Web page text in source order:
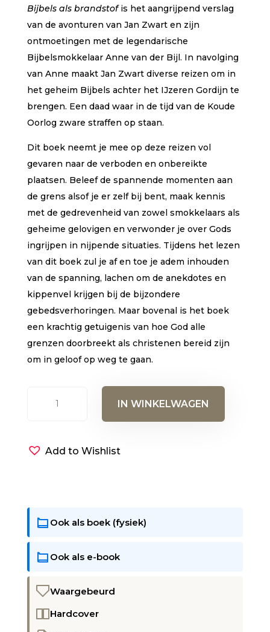
Bijbels als brandstofis het aangrijpend verslag
van de avonturen van Jan Zwart en zijn
ontmoetingen met de legendarische
Bijbelsmokkelaar Anne van der Bijl. In navolging
van Anne maakt Jan Zwart diverse reizen om in
het geheim Bijbels achter het IJzeren Gordijn te
brengen. Een daad waar in de tijd van de Koude
Oorlog zware straffen op staan.
Dit boek neemt je mee op deze reizen vol
gevaren naar de verboden en onbereikte
plaatsen. Beleef de spannende momenten aan
de grens alsof je er zelf bij bent, maak kennis
met de gedrevenheid van zowel smokkelaars als
geheime gelovigen en verwonder je over Gods
ingrijpen in nijpende situaties. Tijdens het lezen
van dit boek zul je af en toe je adem inhouden
van de spanning, lachen om de anekdotes en
kippenvel krijgen bij de bijzondere
gebedsverhoringen. Maar bovenal is het boek
een krachtig getuigenis van hoe God alle
grenzen doorbreekt als christenen bereid zijn
om in geloof op weg te gaan.
aantal
IN WINKELWAGEN
Add to Wishlist
Ook als boek (fysiek)
Ook als e-book
Waargebeurd
Hardcover